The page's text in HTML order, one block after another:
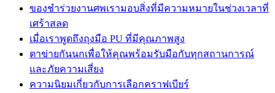
ของชำร่วยงานศพเรามอบสิ่งที่มีความหมายในช่วงเวลาที่
เศร้าสลด
เมื่อเราพูดถึงถุงมือ PU ที่มีคุณภาพสูง
ตาข่ายกันนกเพื่อให้คุณพร้อมรับมือกับทุกสถานการณ์
และภัยความเสี่ยง
ความนิยมเกี่ยวกับการเลือกคราฟเบียร์